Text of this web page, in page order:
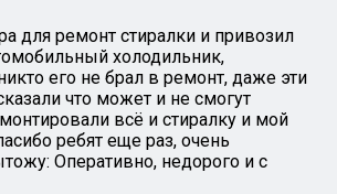
для ремонт стиралки и привозил
холодильник,
его не брал в ремонт, даже эти
что может и не смогут
всё и стиралку и мой
ребят еще раз, очень
Оперативно, недорого и с